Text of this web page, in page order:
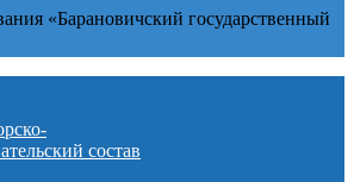
«Барановичский государственный
состав